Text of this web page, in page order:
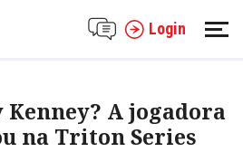
Login
Kenney? A jogadora
na Triton Series